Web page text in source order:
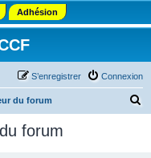
Adhésion
Connexion
S’enregistrer
du forum
forum